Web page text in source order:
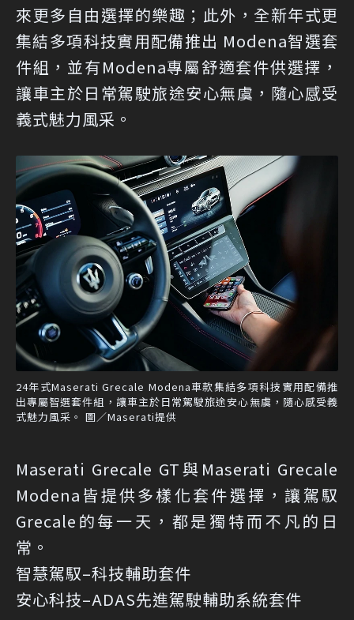
來更多自由選擇的樂趣；此外，全新年式更
集結多項科技實用配備推出 Modena智選套
件組，並有Modena專屬舒適套件供選擇，
讓車主於日常駕駛旅途安心無虞，隨心感受
義式魅力風采。
24年式Maserati Grecale Modena車款集結多項科技實用配備推
出專屬智選套件組，讓車主於日常駕駛旅途安心無虞，隨心感受義
式魅力風采。 圖／Maserati提供
Maserati Grecale GT與Maserati Grecale
Modena皆提供多樣化套件選擇，讓駕馭
Grecale的每一天，都是獨特而不凡的日
常。
智慧駕馭–科技輔助套件
安心科技–ADAS先進駕駛輔助系統套件